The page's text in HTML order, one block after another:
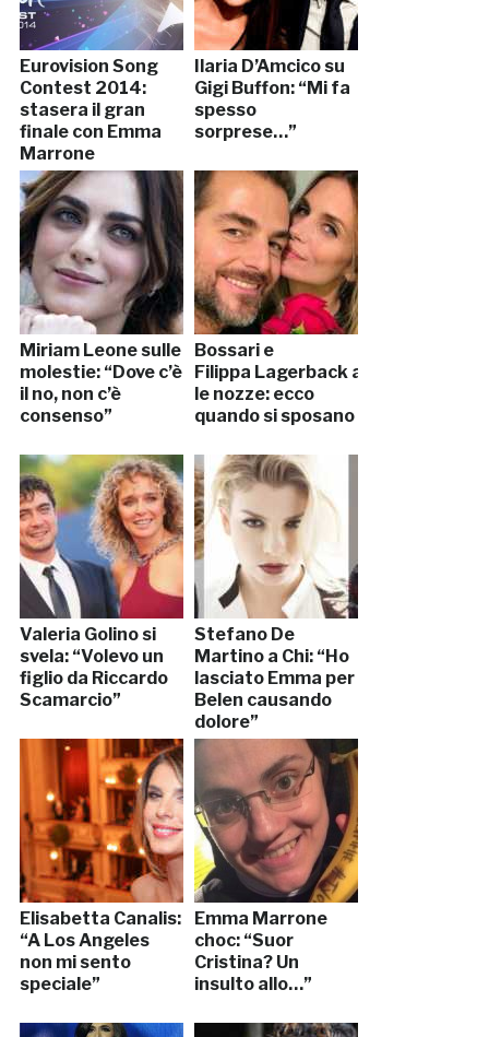
Eurovision Song
Contest 2014:
stasera il gran
finale con Emma
Marrone
Ilaria D’Amcico su
Gigi Buffon: “Mi fa
spesso
sorprese…”
Miriam Leone sulle
molestie: “Dove c’è
il no, non c’è
consenso”
Bossari e
Filippa Lagerback anticipano
le nozze: ecco
quando si sposano
Valeria Golino si
svela: “Volevo un
figlio da Riccardo
Scamarcio”
Stefano De
Martino a Chi: “Ho
lasciato Emma per
Belen causando
dolore”
Elisabetta Canalis:
“A Los Angeles
non mi sento
speciale”
Emma Marrone
choc: “Suor
Cristina? Un
insulto allo…”